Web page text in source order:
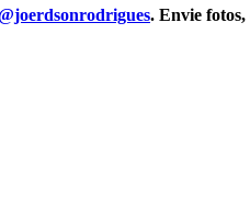
. Envie